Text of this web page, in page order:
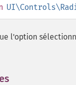
l'option